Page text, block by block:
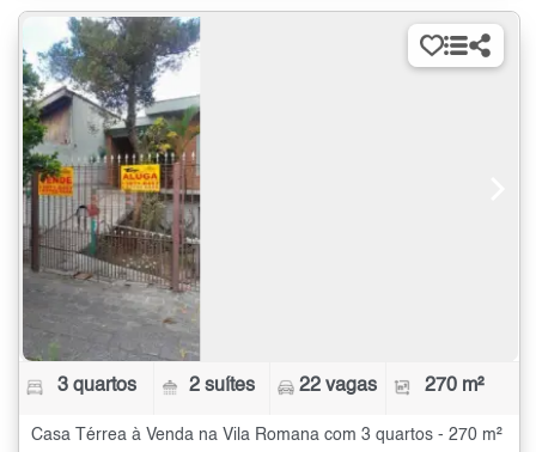
3 quartos 2 suítes 22 vagas 270 m²
Casa Térrea à Venda na Vila Romana com 3 quartos - 270 m²